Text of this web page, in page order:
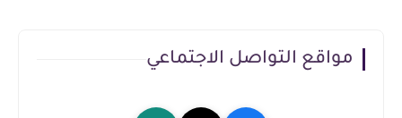
مواقع التواصل الاجتماعي